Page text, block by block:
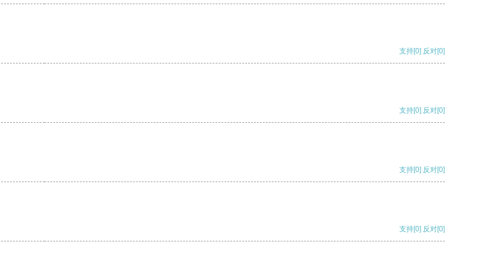
支持[0] 反对[0]
支持[0] 反对[0]
支持[0] 反对[0]
支持[0] 反对[0]